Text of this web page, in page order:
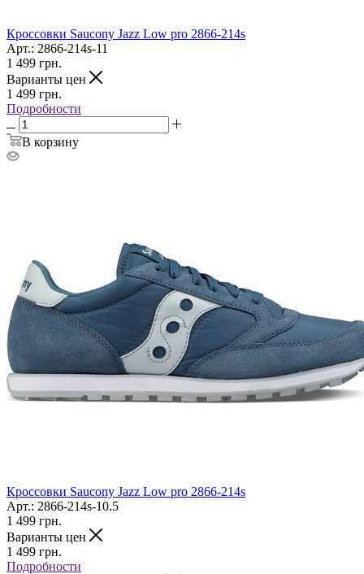
Кроссовки Saucony Jazz Low pro 2866-214s
Арт.: 2866-214s-11
1 499 грн.
Варианты цен
1 499 грн.
Подробности
В корзину
Кроссовки Saucony Jazz Low pro 2866-214s
Арт.: 2866-214s-10.5
1 499 грн.
Варианты цен
1 499 грн.
Подробности